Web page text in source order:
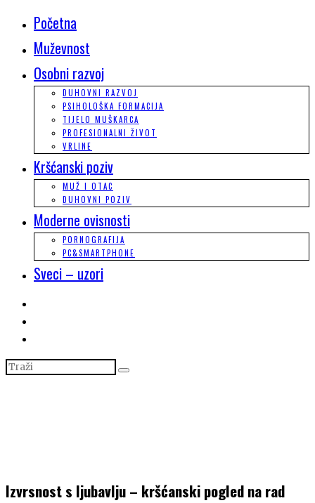
Početna
Muževnost
Osobni razvoj
DUHOVNI RAZVOJ
PSIHOLOŠKA FORMACIJA
TIJELO MUŠKARCA
PROFESIONALNI ŽIVOT
VRLINE
Kršćanski poziv
MUŽ I OTAC
DUHOVNI POZIV
Moderne ovisnosti
PORNOGRAFIJA
PC&SMARTPHONE
Sveci – uzori
Izvrsnost s ljubavlju – kršćanski pogled na rad